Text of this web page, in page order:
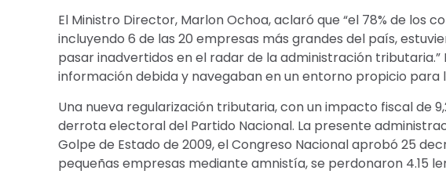
El Ministro Director, Marlon Ochoa, aclaró que “el 78% de
incluyendo 6 de las 20 empresas más grandes del país,
pasar inadvertidos en el radar de la administración
información debida y navegaban en un entorno propicio para
Una nueva regularización tributaria, con un impacto fiscal de
derrota electoral del Partido Nacional. La presente
Golpe de Estado de 2009, el Congreso Nacional aprobó 25
pequeñas empresas mediante amnistía, se perdonaron 4.15